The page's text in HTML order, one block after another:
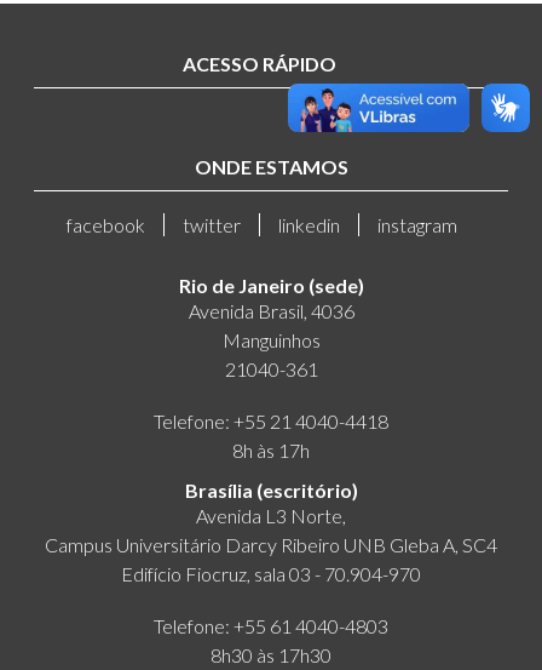
ACESSO RÁPIDO
ONDE ESTAMOS
facebook twitter linkedin instagram
Rio de Janeiro (sede)
Avenida Brasil, 4036
Manguinhos
21040-361
Telefone: +55 21 4040-4418
8h às 17h
Brasília (escritório)
Avenida L3 Norte,
Campus Universitário Darcy Ribeiro UNB Gleba A, SC4
Edifício Fiocruz, sala 03 - 70.904-970
Telefone: +55 61 4040-4803
8h30 às 17h30